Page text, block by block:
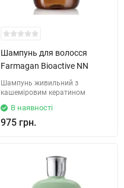
Шампунь для волосся
Farmagan Bioactive NN
Шампунь живильний з
кашеміровим кератином
В наявності
975 грн.